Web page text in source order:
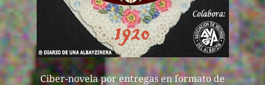
Ciber-novela por entregas en formato de